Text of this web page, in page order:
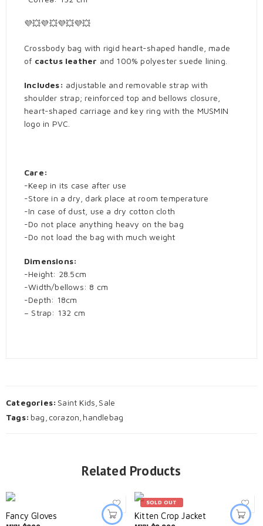
💜💥💜💥💜💥💜💥
Crossbody bag with rigid heart-shaped handle, made
of cactus leather and 100% polyester suede lining.
Includes: adjustable and removable strap with
shoulder strap; reinforced top and bellows closure,
heart-shaped carriage and key ring with the MUSMIN
logo in PVC.
Care:
-Keep in its case after use
-Store in a dry, dark place at room temperature
-In case of dust, use a dry cotton cloth
-Do not place anything heavy on the bag
-Do not load the bag with much weight
Dimensions:
-Height: 28.5cm
-Width/bellows: 8 cm
-Depth: 18cm
– Strap: 132 cm
Categories: Saint Kids Sale
Tags: bag corazon handlebag
Related Products
Fancy Gloves
SOLD OUT
Kitten Crop Jacket